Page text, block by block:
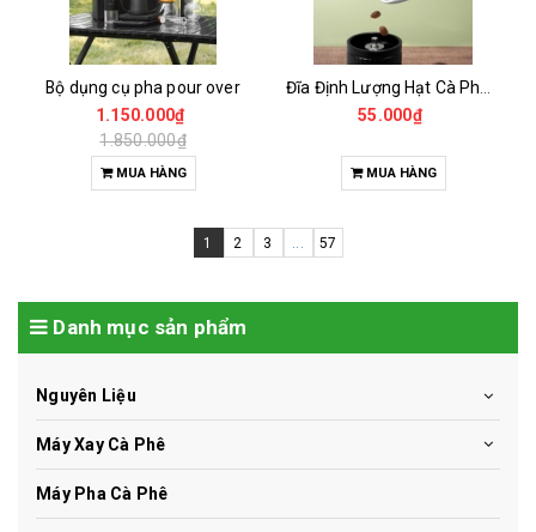
Bộ dụng cụ pha pour over
1.150.000₫
1.850.000₫
MUA HÀNG
55.000₫
MUA HÀNG
1 2 3 ... 57
Danh mục sản phẩm
Nguyên Liệu
Máy Xay Cà Phê
Máy Pha Cà Phê